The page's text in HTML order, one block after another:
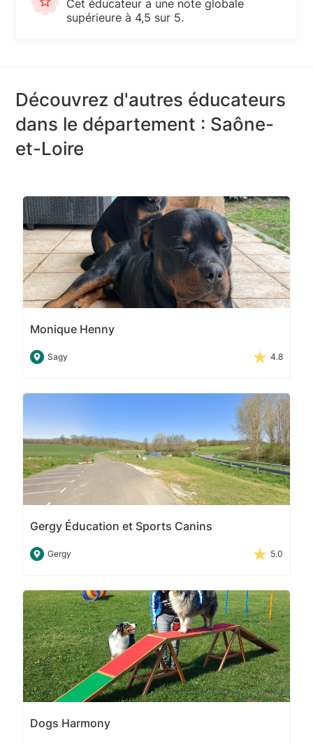
Cet éducateur a une note globale
supérieure à 4,5 sur 5.
Découvrez d'autres éducateurs
dans le département : Saône-
et-Loire
Monique Henny
Sagy 4.8
Gergy Éducation et Sports Canins
Gergy 5.0
Dogs Harmony